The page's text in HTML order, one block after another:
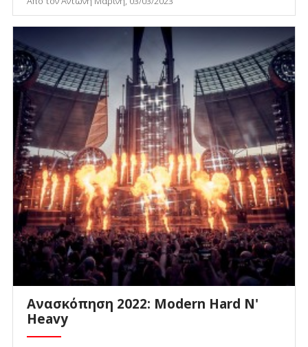
Ανασκόπηση 2022: Modern Hard N'
Heavy